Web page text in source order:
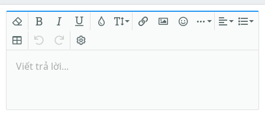
Xóa định dạng
In đậmIn nghiêngGạch chân
Insert table
Quay lạiLàm lại
Viết trả lời...